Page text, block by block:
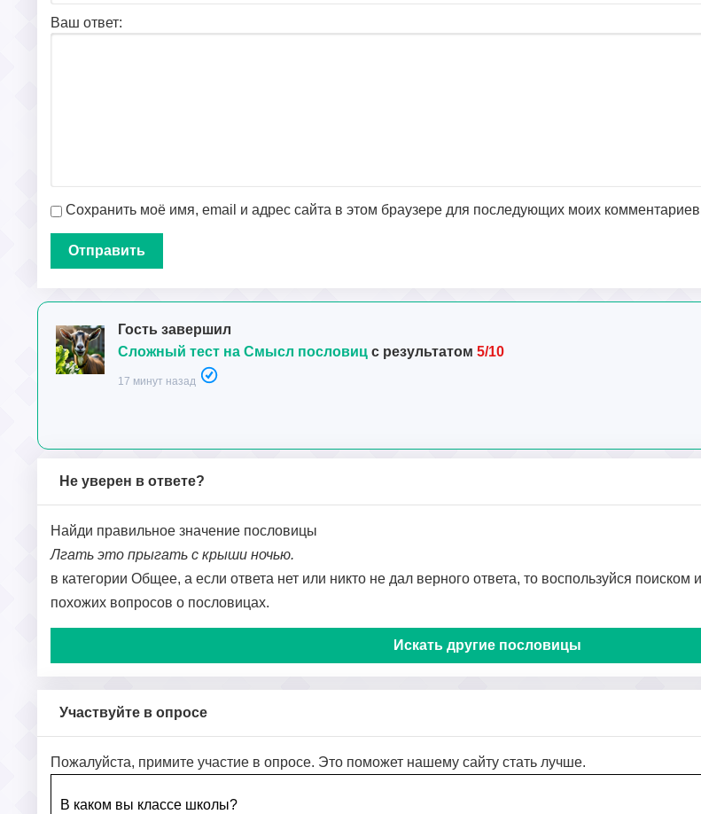
Ваш ответ:
Сохранить моё имя, email и адрес сайта в этом браузере для последующих моих
Гость завершил
Сложный тест на Смысл пословиц с результатом 5/10
17 минут назад
Не уверен в ответе?
Найди правильное значение пословицы
Лгать это прыгать с крыши ночью.
в категории Общее, а если ответа нет или никто не дал верного ответа, то воспользуйся поиском
похожих вопросов о пословицах.
Искать другие пословицы
Участвуйте в опросе
Пожалуйста, примите участие в опросе. Это поможет нашему сайту стать лучше.
В каком вы классе школы?